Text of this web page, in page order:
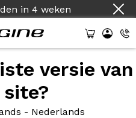
in 4 weken
versie van
- Nederlands
en
Origine